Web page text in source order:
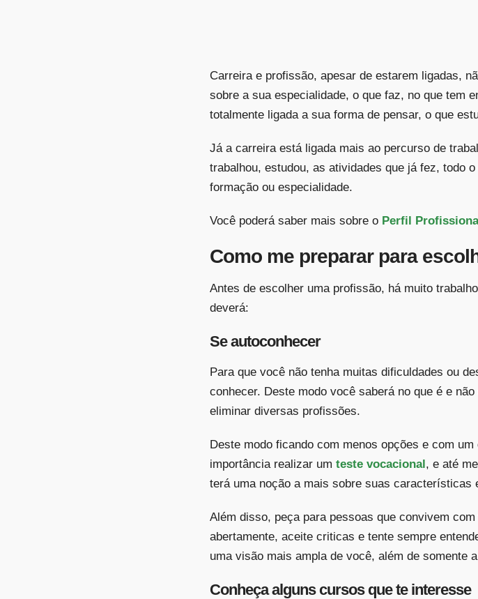
Carreira e profissão, apesar de estarem ligadas,
sobre a sua especialidade, o que faz, no que tem
totalmente ligada a sua forma de pensar, o que
Já a carreira está ligada mais ao percurso de
trabalhou, estudou, as atividades que já fez, todo
formação ou especialidade.
Você poderá saber mais sobre o Perfil
Como me preparar para
Antes de escolher uma profissão, há muito
deverá:
Se autoconhecer
Para que você não tenha muitas dificuldades ou
conhecer. Deste modo você saberá no que é e
eliminar diversas profissões.
Deste modo ficando com menos opções e com
importância realizar um teste vocacional, e até
terá uma noção a mais sobre suas características
Além disso, peça para pessoas que convivem
abertamente, aceite criticas e tente sempre
uma visão mais ampla de você, além de somente
Conheça alguns cursos que te interesse